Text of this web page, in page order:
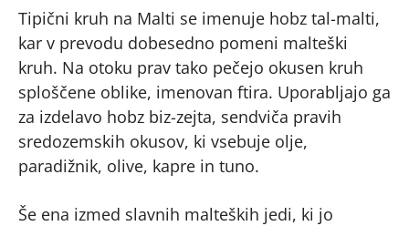
Tipični kruh na Malti se imenuje hobz tal-malti,
kar v prevodu dobesedno pomeni malteški
kruh. Na otoku prav tako pečejo okusen kruh
sploščene oblike, imenovan ftira. Uporabljajo ga
za izdelavo hobz biz-zejta, sendviča pravih
sredozemskih okusov, ki vsebuje olje,
paradižnik, olive, kapre in tuno.
Še ena izmed slavnih malteških jedi, ki jo